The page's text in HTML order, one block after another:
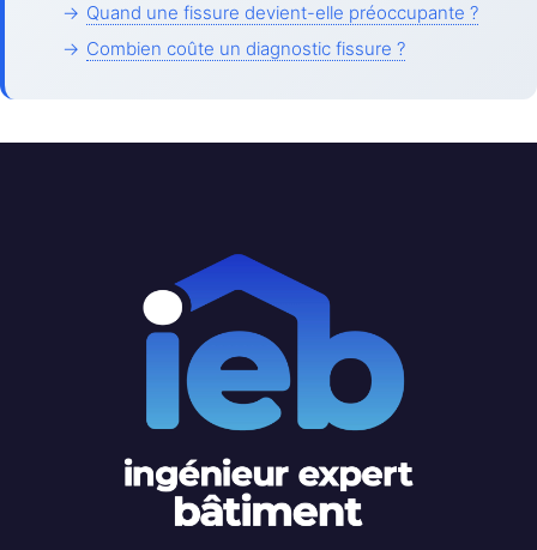
→ Quand une fissure devient-elle préoccupante ?
→ Combien coûte un diagnostic fissure ?